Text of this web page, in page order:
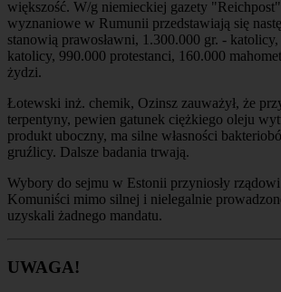
większość. W/g niemieckiej gazety
wyznaniowe w Rumunii przedstawiają się
stanowią prawosławni, 1.300.000 gr. -
katolicy, 990.000 protestanci, 160.000
żydzi.
Łotewski inż. chemik, Ozinsz zauważył, że
terpentyny, pewien gatunek ciężkiego oleju
produkt uboczny, ma silne własności
gruźlicy. Dalsze badania trwają.
Wybory do sejmu w Estonii przyniosły
Komuniści mimo silnej i nielegalnie
uzyskali żadnego mandatu.
UWAGA!